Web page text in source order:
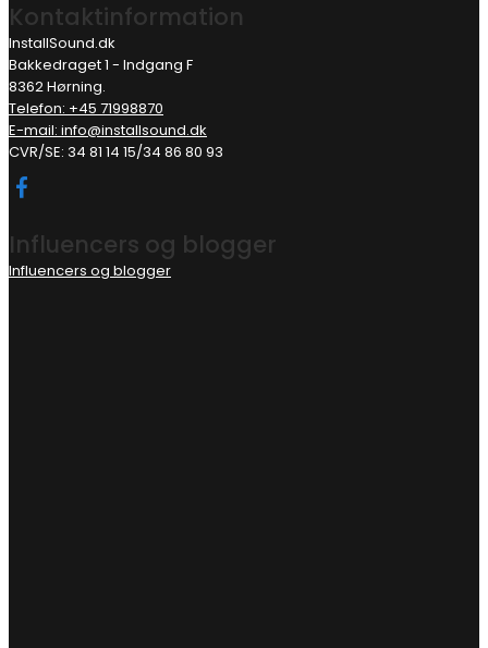
Kontaktinformation
InstallSound.dk
Bakkedraget 1 - Indgang F
8362 Hørning.
Telefon: +45 71998870
E-mail: info@installsound.dk
CVR/SE: 34 81 14 15/34 86 80 93
Influencers og blogger
Influencers og blogger